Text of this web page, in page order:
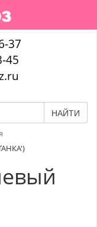
37
45
НАЙТИ